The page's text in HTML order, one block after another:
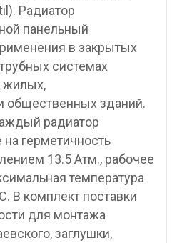
Радиатор
панельный
в закрытых
системах
жилых,
общественных зданий.
радиатор
герметичность
13.5 Атм., рабочее
температура
В комплект поставки
для монтажа
заглушки,